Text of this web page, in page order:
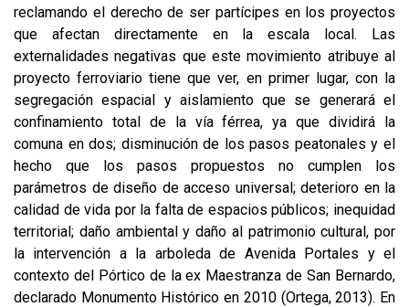
reclamando el derecho de ser partícipes en los proyectos
que afectan directamente en la escala local. Las
externalidades negativas que este movimiento atribuye al
proyecto ferroviario tiene que ver, en primer lugar, con la
segregación espacial y aislamiento que se generará el
confinamiento total de la vía férrea, ya que dividirá la
comuna en dos; disminución de los pasos peatonales y el
hecho que los pasos propuestos no cumplen los
parámetros de diseño de acceso universal; deterioro en la
calidad de vida por la falta de espacios públicos; inequidad
territorial; daño ambiental y daño al patrimonio cultural, por
la intervención a la arboleda de Avenida Portales y el
contexto del Pórtico de la ex Maestranza de San Bernardo,
declarado Monumento Histórico en 2010 (Ortega, 2013). En